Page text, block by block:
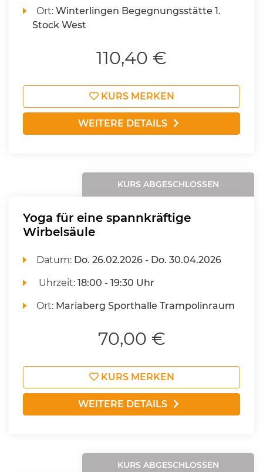
Ort:Winterlingen Begegnungsstätte 1.
Stock West
110,40 €
KURS MERKEN
WEITERE DETAILS
KURS ABGESCHLOSSEN
Yoga für eine spannkräftige
Wirbelsäule
Datum: Do. 26.02.2026 - Do. 30.04.2026
Uhrzeit:18:00 - 19:30 Uhr
Ort: Mariaberg Sporthalle Trampolinraum
70,00 €
KURS MERKEN
WEITERE DETAILS
KURS ABGESCHLOSSEN